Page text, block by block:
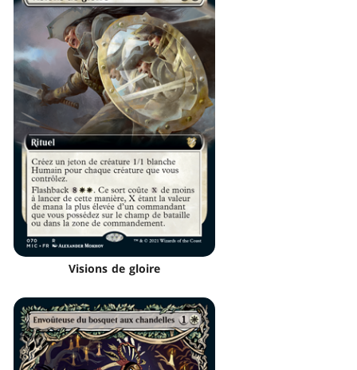
Visions de gloire